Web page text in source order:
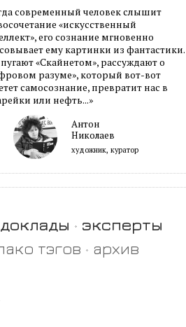
современный человек слышит
«искусственный
его сознание мгновенно
ему картинки из фантастики.
«Скайнетом», рассуждают о
разуме», который вот-вот
самосознание, превратит нас в
или нефть...»
Антон
Николаев
художник, куратор
доклады
эксперты
тэгов архив